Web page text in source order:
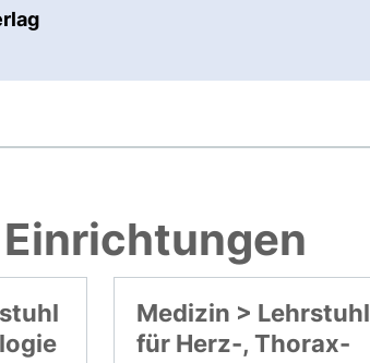
externer Link, öffnet neues Fenster
Medizin > Lehrstuhl
für Herz-, Thorax-